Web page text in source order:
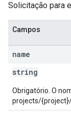
Solicitação para
Campos
name
string
Obrigatório. O
projects/